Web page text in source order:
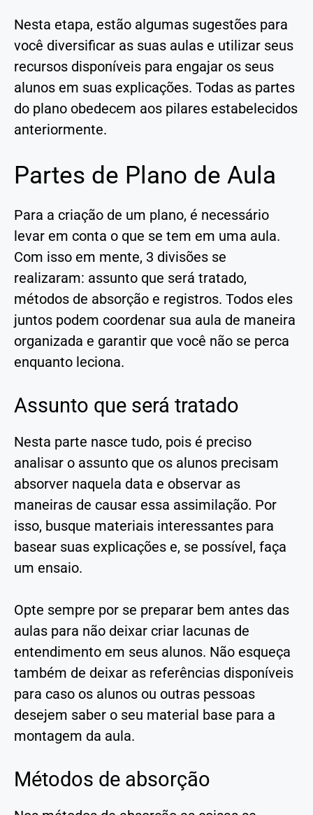
Nesta etapa, estão algumas sugestões para
você diversificar as suas aulas e utilizar seus
recursos disponíveis para engajar os seus
alunos em suas explicações. Todas as partes
do plano obedecem aos pilares estabelecidos
anteriormente.
Partes de Plano de Aula
Para a criação de um plano, é necessário
levar em conta o que se tem em uma aula.
Com isso em mente, 3 divisões se
realizaram: assunto que será tratado,
métodos de absorção e registros. Todos eles
juntos podem coordenar sua aula de maneira
organizada e garantir que você não se perca
enquanto leciona.
Assunto que será tratado
Nesta parte nasce tudo, pois é preciso
analisar o assunto que os alunos precisam
absorver naquela data e observar as
maneiras de causar essa assimilação. Por
isso, busque materiais interessantes para
basear suas explicações e, se possível, faça
um ensaio.
Opte sempre por se preparar bem antes das
aulas para não deixar criar lacunas de
entendimento em seus alunos. Não esqueça
também de deixar as referências disponíveis
para caso os alunos ou outras pessoas
desejem saber o seu material base para a
montagem da aula.
Métodos de absorção